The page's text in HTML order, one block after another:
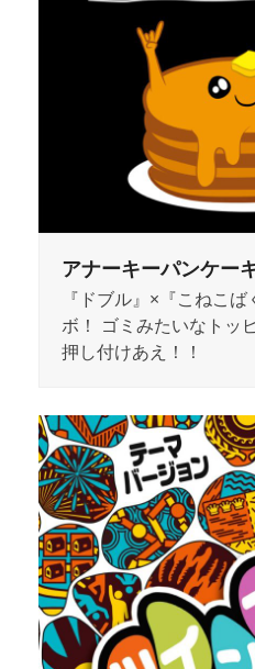
アナーキーパンケー
『ドブル』×『こねこ
ボ！ ゴミみたいなトッ
押し付けあえ！！